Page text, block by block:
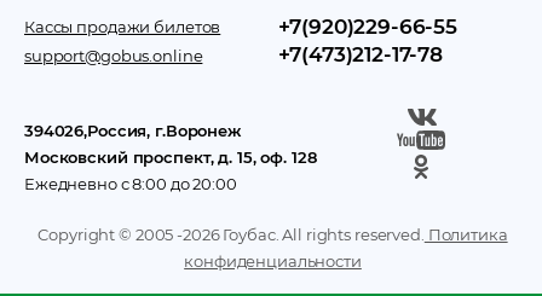
Кассы продажи билетов
support@gobus.online
+7(920)229-66-55
+7(473)212-17-78
394026,Россия, г.Воронеж
Московский проспект, д. 15, оф. 128
Ежедневно с 8:00 до 20:00
Copyright © 2005 -2026Гоубас. All rights reserved. Политика
конфиденциальности